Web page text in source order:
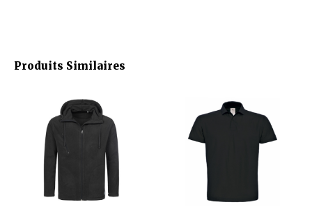
Produits Similaires